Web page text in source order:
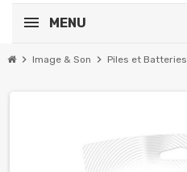
MENU
chevron_right Image & Son chevron_right Piles et Batteries